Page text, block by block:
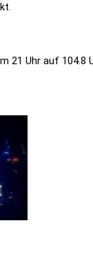
21 Uhr auf 104.8